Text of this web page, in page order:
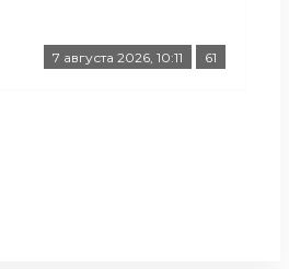
7 августа 2026, 10:11 61